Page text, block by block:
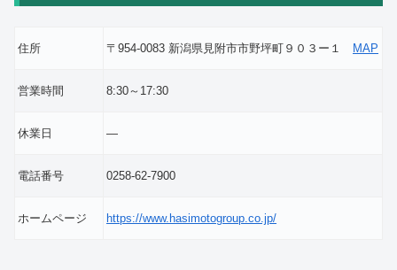
住所 〒954-0083 新潟県見附市市野坪町９０３ー１ MAP
営業時間 8:30～17:30
休業日 ―
電話番号 0258-62-7900
ホームページ https://www.hasimotogroup.co.jp/